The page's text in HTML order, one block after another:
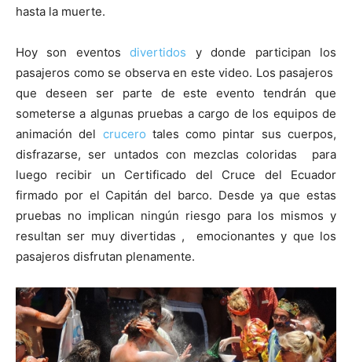
hasta la muerte.
Hoy son eventosdivertidos y donde participan los
pasajeros como se observa en este video. Los pasajeros
que deseen ser parte de este evento tendrán que
someterse a algunas pruebas a cargo de los equipos de
animación del crucero tales como pintar sus cuerpos,
disfrazarse, ser untados con mezclas coloridas para
luego recibir un Certificado del Cruce del Ecuador
firmado por el Capitán del barco. Desde ya que estas
pruebas no implican ningún riesgo para los mismos y
resultan ser muy divertidas , emocionantes y que los
pasajeros disfrutan plenamente.